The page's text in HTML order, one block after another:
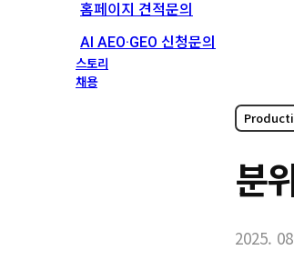
홈페이지 견적문의
AI AEO·GEO 신청문의
스토리
채용
분
2025.